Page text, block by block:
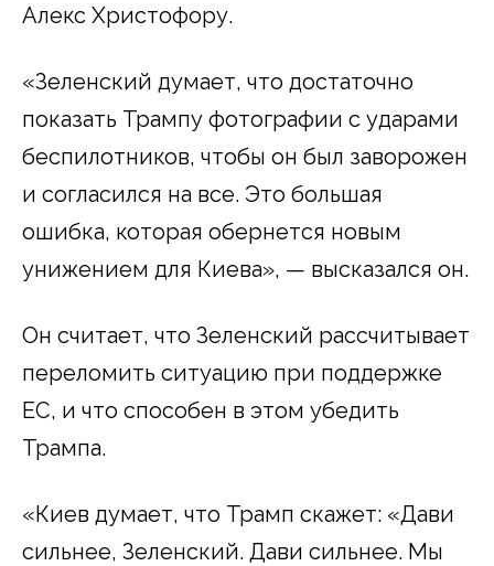
Алекс Христофору.
«Зеленский думает, что достаточно
показать Трампу фотографии с ударами
беспилотников, чтобы он был заворожен
и согласился на все. Это большая
ошибка, которая обернется новым
унижением для Киева», — высказался он.
Он считает, что Зеленский рассчитывает
переломить ситуацию при поддержке
ЕС, и что способен в этом убедить
Трампа.
«Киев думает, что Трамп скажет: «Дави
сильнее, Зеленский. Дави сильнее. Мы